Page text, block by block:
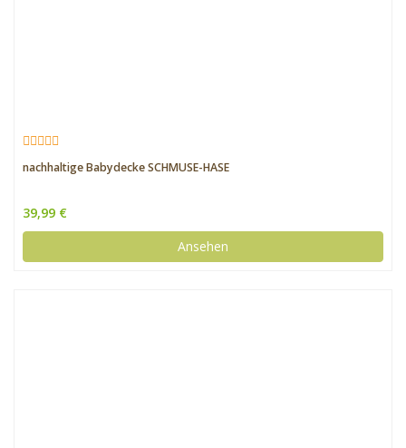
nachhaltige Babydecke SCHMUSE-HASE
39,99 €
Ansehen